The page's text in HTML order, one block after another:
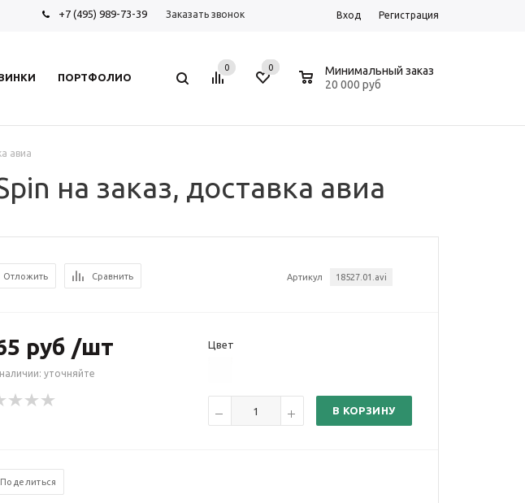
+7 (495) 989-73-39 Заказать звонок Вход Регистрация
ПОРТФОЛИО
0 0
Минимальный заказ
20 000 руб
авиа
на заказ, доставка авиа
Артикул 18527.01.avi
Отложить Сравнить
руб /шт
уточняйте
Цвет
В КОРЗИНУ
Поделиться